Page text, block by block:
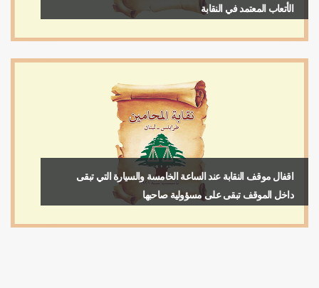
الأتعاب المعتمد في النقابة
اقفال موقف النقابة عند الساعة الخامسة والسيارة التي تبقى
داخل الموقف تبقى على مسؤولية صاحبها